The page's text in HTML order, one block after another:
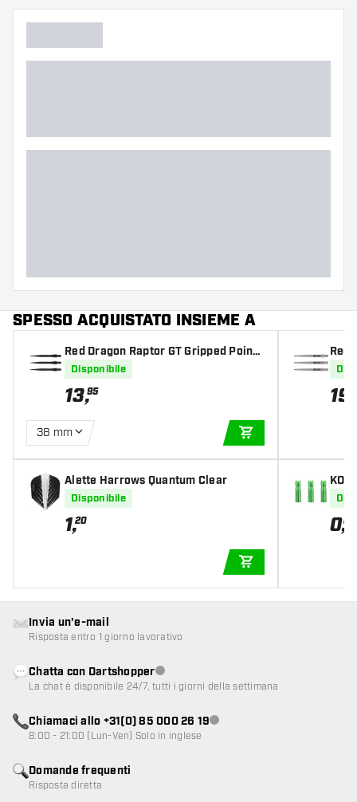
Colore principale
SPESSO ACQUISTATO INSIEME A
Red Dragon Raptor GT Gripped Points
Black
Disponibile
13,95
38 mm
Alette Harrows Quantum Clear
Disponibile
1,20
Red
ts
19
r
0,85
Domande frequenti
Risposta diretta
Invia un'e-mail
Risposta entro 1 giorno lavorativo
Chatta con DartshopperServizio clienti non disponibile
La chat è disponibile 24/7, tutti i giorni della settimana
Chiamaci allo +31(0) 85 000 26 19Servizio clienti non disponibile
8:00 - 21:00 (Lun-Ven) Solo in inglese